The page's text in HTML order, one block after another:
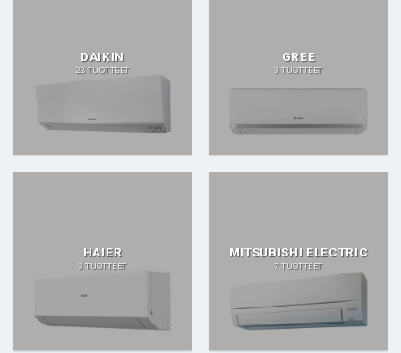
DAIKIN
28 TUOTTEET
GREE
3 TUOTTEET
HAIER
3 TUOTTEET
MITSUBISHI ELECTRIC
7 TUOTTEET